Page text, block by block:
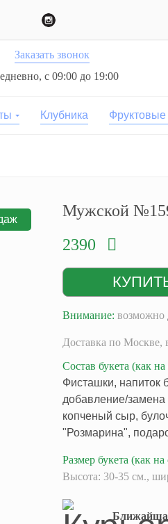
Заказать звонок
с 09:00 до 19:00
Клубника Фруктовые
Мужской
2390
Внимание: возможно
Доставка по Москве,
Состав букета (как
Фисташки, напиток
добавление/замена
копченый сыр,
"Розмарина",
Размер букета (как на
Высота: 30-35 см.,